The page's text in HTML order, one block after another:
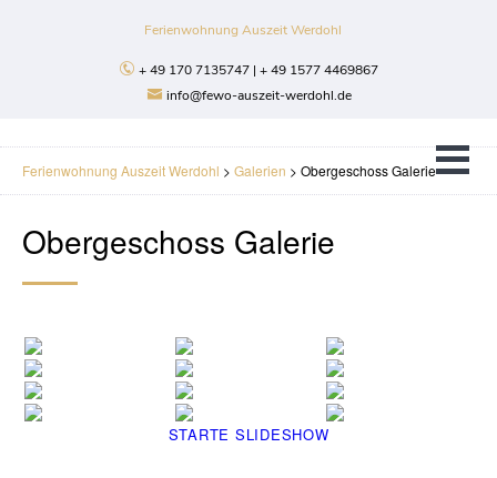
Ferienwohnung Auszeit Werdohl
+ 49 170 7135747 | + 49 1577 4469867
info@fewo-auszeit-werdohl.de
Ferienwohnung Auszeit Werdohl > Galerien > Obergeschoss Galerie
Obergeschoss Galerie
STARTE SLIDESHOW